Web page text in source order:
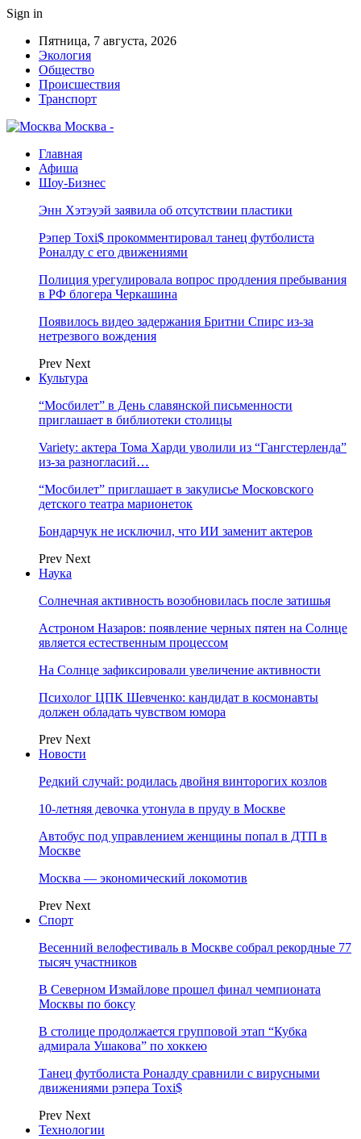
Sign in
Пятница, 7 августа, 2026
Экология
Общество
Происшествия
Транспорт
Москва -
Главная
Афиша
Шоу-Бизнес
Энн Хэтэуэй заявила об отсутствии пластики
Рэпер Toxi$ прокомментировал танец футболиста
Роналду с его движениями
Полиция урегулировала вопрос продления пребывания
в РФ блогера Черкашина
Появилось видео задержания Бритни Спирс из-за
нетрезвого вождения
Prev Next
Культура
“Мосбилет” в День славянской письменности
приглашает в библиотеки столицы
Variety: актера Тома Харди уволили из “Гангстерленда”
из-за разногласий…
“Мосбилет” приглашает в закулисье Московского
детского театра марионеток
Бондарчук не исключил, что ИИ заменит актеров
Prev Next
Наука
Солнечная активность возобновилась после затишья
Астроном Назаров: появление черных пятен на Солнце
является естественным процессом
На Солнце зафиксировали увеличение активности
Психолог ЦПК Шевченко: кандидат в космонавты
должен обладать чувством юмора
Prev Next
Новости
Редкий случай: родилась двойня винторогих козлов
10-летняя девочка утонула в пруду в Москве
Автобус под управлением женщины попал в ДТП в
Москве
Москва — экономический локомотив
Prev Next
Спорт
Весенний велофестиваль в Москве собрал рекордные 77
тысяч участников
В Северном Измайлове прошел финал чемпионата
Москвы по боксу
В столице продолжается групповой этап “Кубка
адмирала Ушакова” по хоккею
Танец футболиста Роналду сравнили с вирусными
движениями рэпера Toxi$
Prev Next
Технологии